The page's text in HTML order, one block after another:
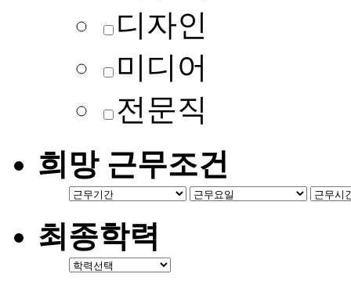
디자인
미디어
전문직
희망 근무조건
최종학력